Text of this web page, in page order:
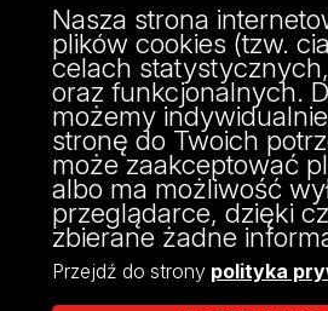
profil
dr hab.
Stanowisko:
Pracuje w:
Wydział
Nasza strona
plików cookies (tzw.
celach
oraz funkcjonalnych.
możemy
stronę do Twoich
może zaakceptować
albo ma możliwość
przeglądarce, dzięki
zbierane żadne
Przejdź do strony polityka